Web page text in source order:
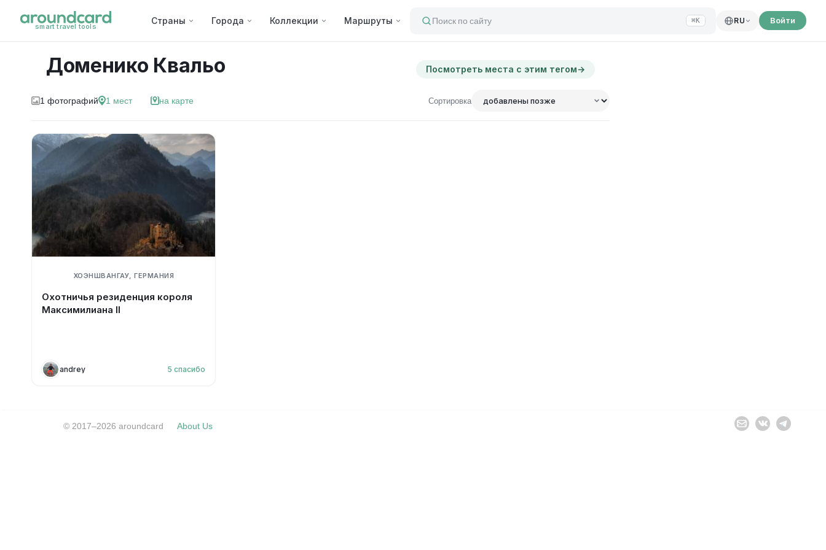
smart travel tools
Страны Города Коллекции Маршруты Поиск по сайту ⌘K RU Войти
Доменико Квальо Посмотреть места с этим тегом→
1 фотографий 1 мест на карте Сортировка
ХОЭНШВАНГАУ, ГЕРМАНИЯ
Охотничья резиденция короля
Максимилиана II
andrey 5 спасибо
© 2017–2026 aroundcard About Us